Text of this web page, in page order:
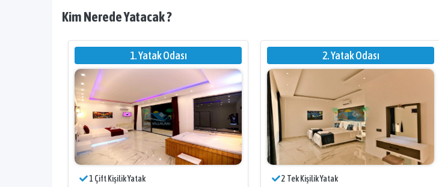
Kim Nerede Yatacak ?
1. Yatak Odası
1 Çift Kişilik Yatak
2. Yatak Odası
2 Tek Kişilik Yatak